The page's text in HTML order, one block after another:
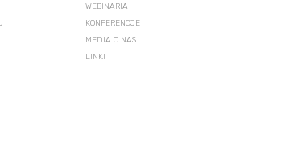
WEBINARIA
KONFERENCJE
MEDIA O NAS
LINKI